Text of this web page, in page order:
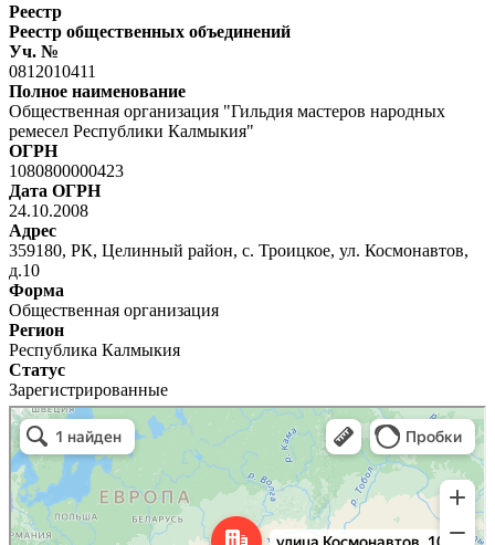
Реестр
Реестр общественных объединений
Уч. №
0812010411
Полное наименование
Общественная организация "Гильдия мастеров народных
ремесел Республики Калмыкия"
ОГРН
1080800000423
Дата ОГРН
24.10.2008
Адрес
359180, РК, Целинный район, с. Троицкое, ул. Космонавтов,
д.10
Форма
Общественная организация
Регион
Республика Калмыкия
Статус
Зарегистрированные